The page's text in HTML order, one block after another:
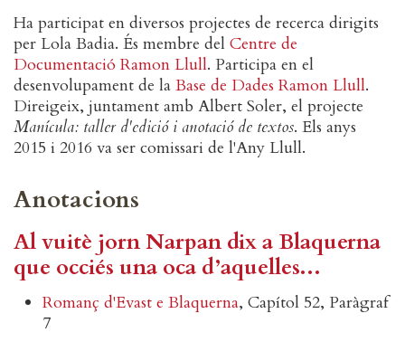
Ha participat en diversos projectes de recerca dirigits
per Lola Badia. És membre del Centre de
Documentació Ramon Llull. Participa en el
desenvolupament de la Base de Dades Ramon Llull.
Direigeix, juntament amb Albert Soler, el projecte
Manícula: taller d'edició i anotació de textos. Els anys
2015 i 2016 va ser comissari de l'Any Llull.
Anotacions
Al vuitè jorn Narpan dix a Blaquerna
que occiés una oca d’aquelles...
Romanç d'Evast e Blaquerna, Capítol 52, Paràgraf
7